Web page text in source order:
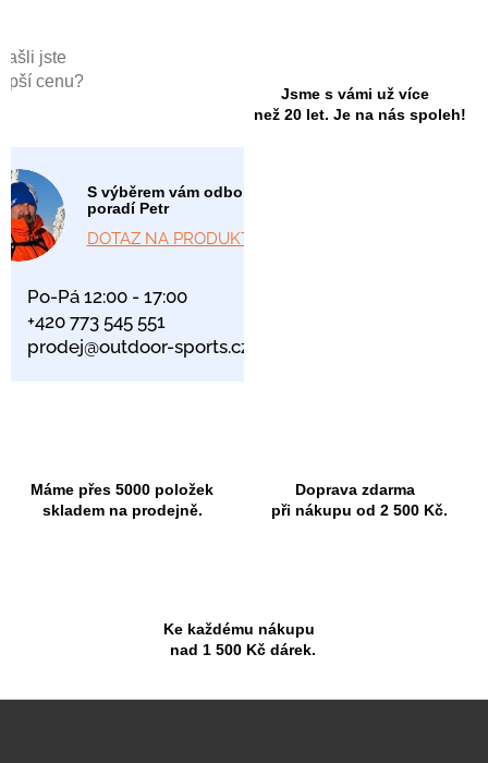
jste
cenu?
S výběrem vám odborně
poradí Petr
DOTAZ NA PRODUKT
Po-Pá 12:00 - 17:00
+420 773 545 551
prodej@outdoor-sports.cz
Jsme s vámi už více
než 20 let. Je na nás spoleh!
Máme přes 5000 položek
skladem na prodejně.
Doprava zdarma
při nákupu od 2 500 Kč.
Ke každému nákupu
nad 1 500 Kč dárek.